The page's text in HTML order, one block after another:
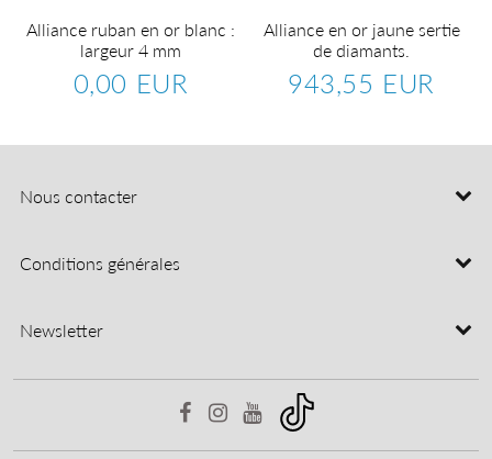
Alliance ruban en or blanc :
largeur 4 mm
Prix
0,00 EUR
Alliance en or jaune sertie
de diamants.
Prix
943,55 EUR
Nous contacter
Conditions générales
Newsletter